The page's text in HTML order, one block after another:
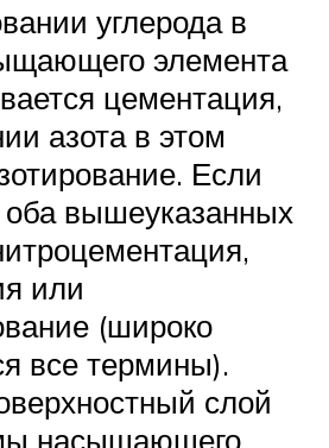
углерода в
элемента
цементация,
азота в этом
Если
вышеуказанных
или
(широко
все термины).
слой
насыщающего